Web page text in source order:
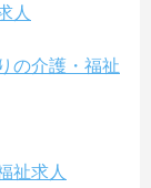
人
の介護・福祉
祉求人